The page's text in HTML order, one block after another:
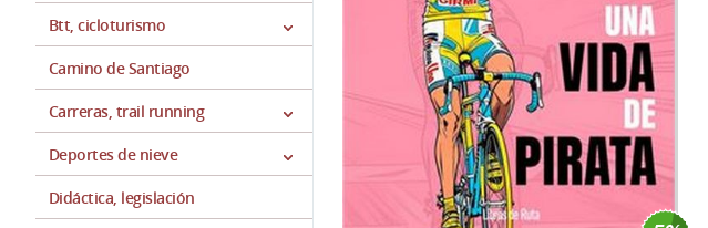
Btt, cicloturismo
Camino de Santiago
Carreras, trail running
Deportes de nieve
Didáctica, legislación